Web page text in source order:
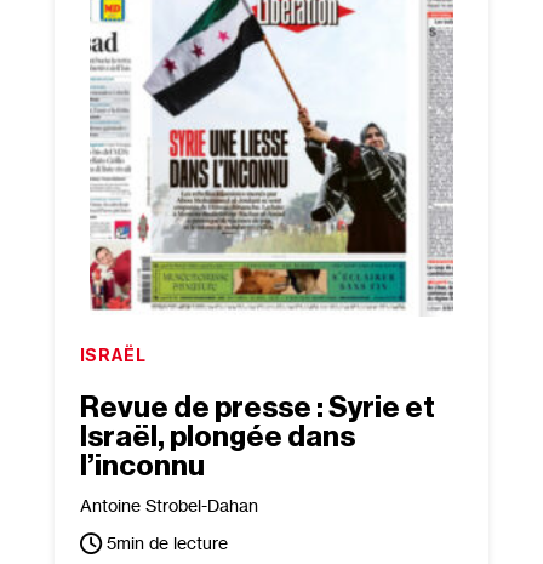
ISRAËL
Revue de presse : Syrie et
Israël, plongée dans
l’inconnu
Antoine Strobel-Dahan
5min de lecture